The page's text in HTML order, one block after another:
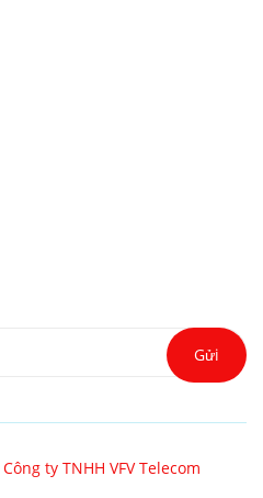
Gửi
Công ty TNHH VFV Telecom